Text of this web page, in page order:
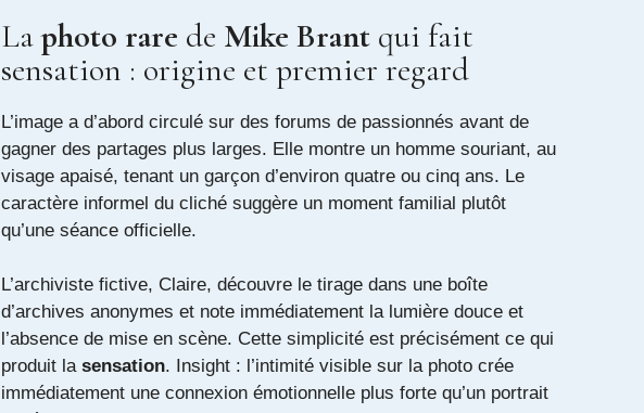
Laphoto rare de Mike Brant qui fait
sensation : origine et premier regard
L’image a d’abord circulé sur des forums de passionnés avant de
gagner des partages plus larges. Elle montre un homme souriant, au
visage apaisé, tenant un garçon d’environ quatre ou cinq ans. Le
caractère informel du cliché suggère un moment familial plutôt
qu’une séance officielle.
L’archiviste fictive, Claire, découvre le tirage dans une boîte
d’archives anonymes et note immédiatement la lumière douce et
l’absence de mise en scène. Cette simplicité est précisément ce qui
produit la sensation. Insight : l’intimité visible sur la photo crée
immédiatement une connexion émotionnelle plus forte qu’un portrait